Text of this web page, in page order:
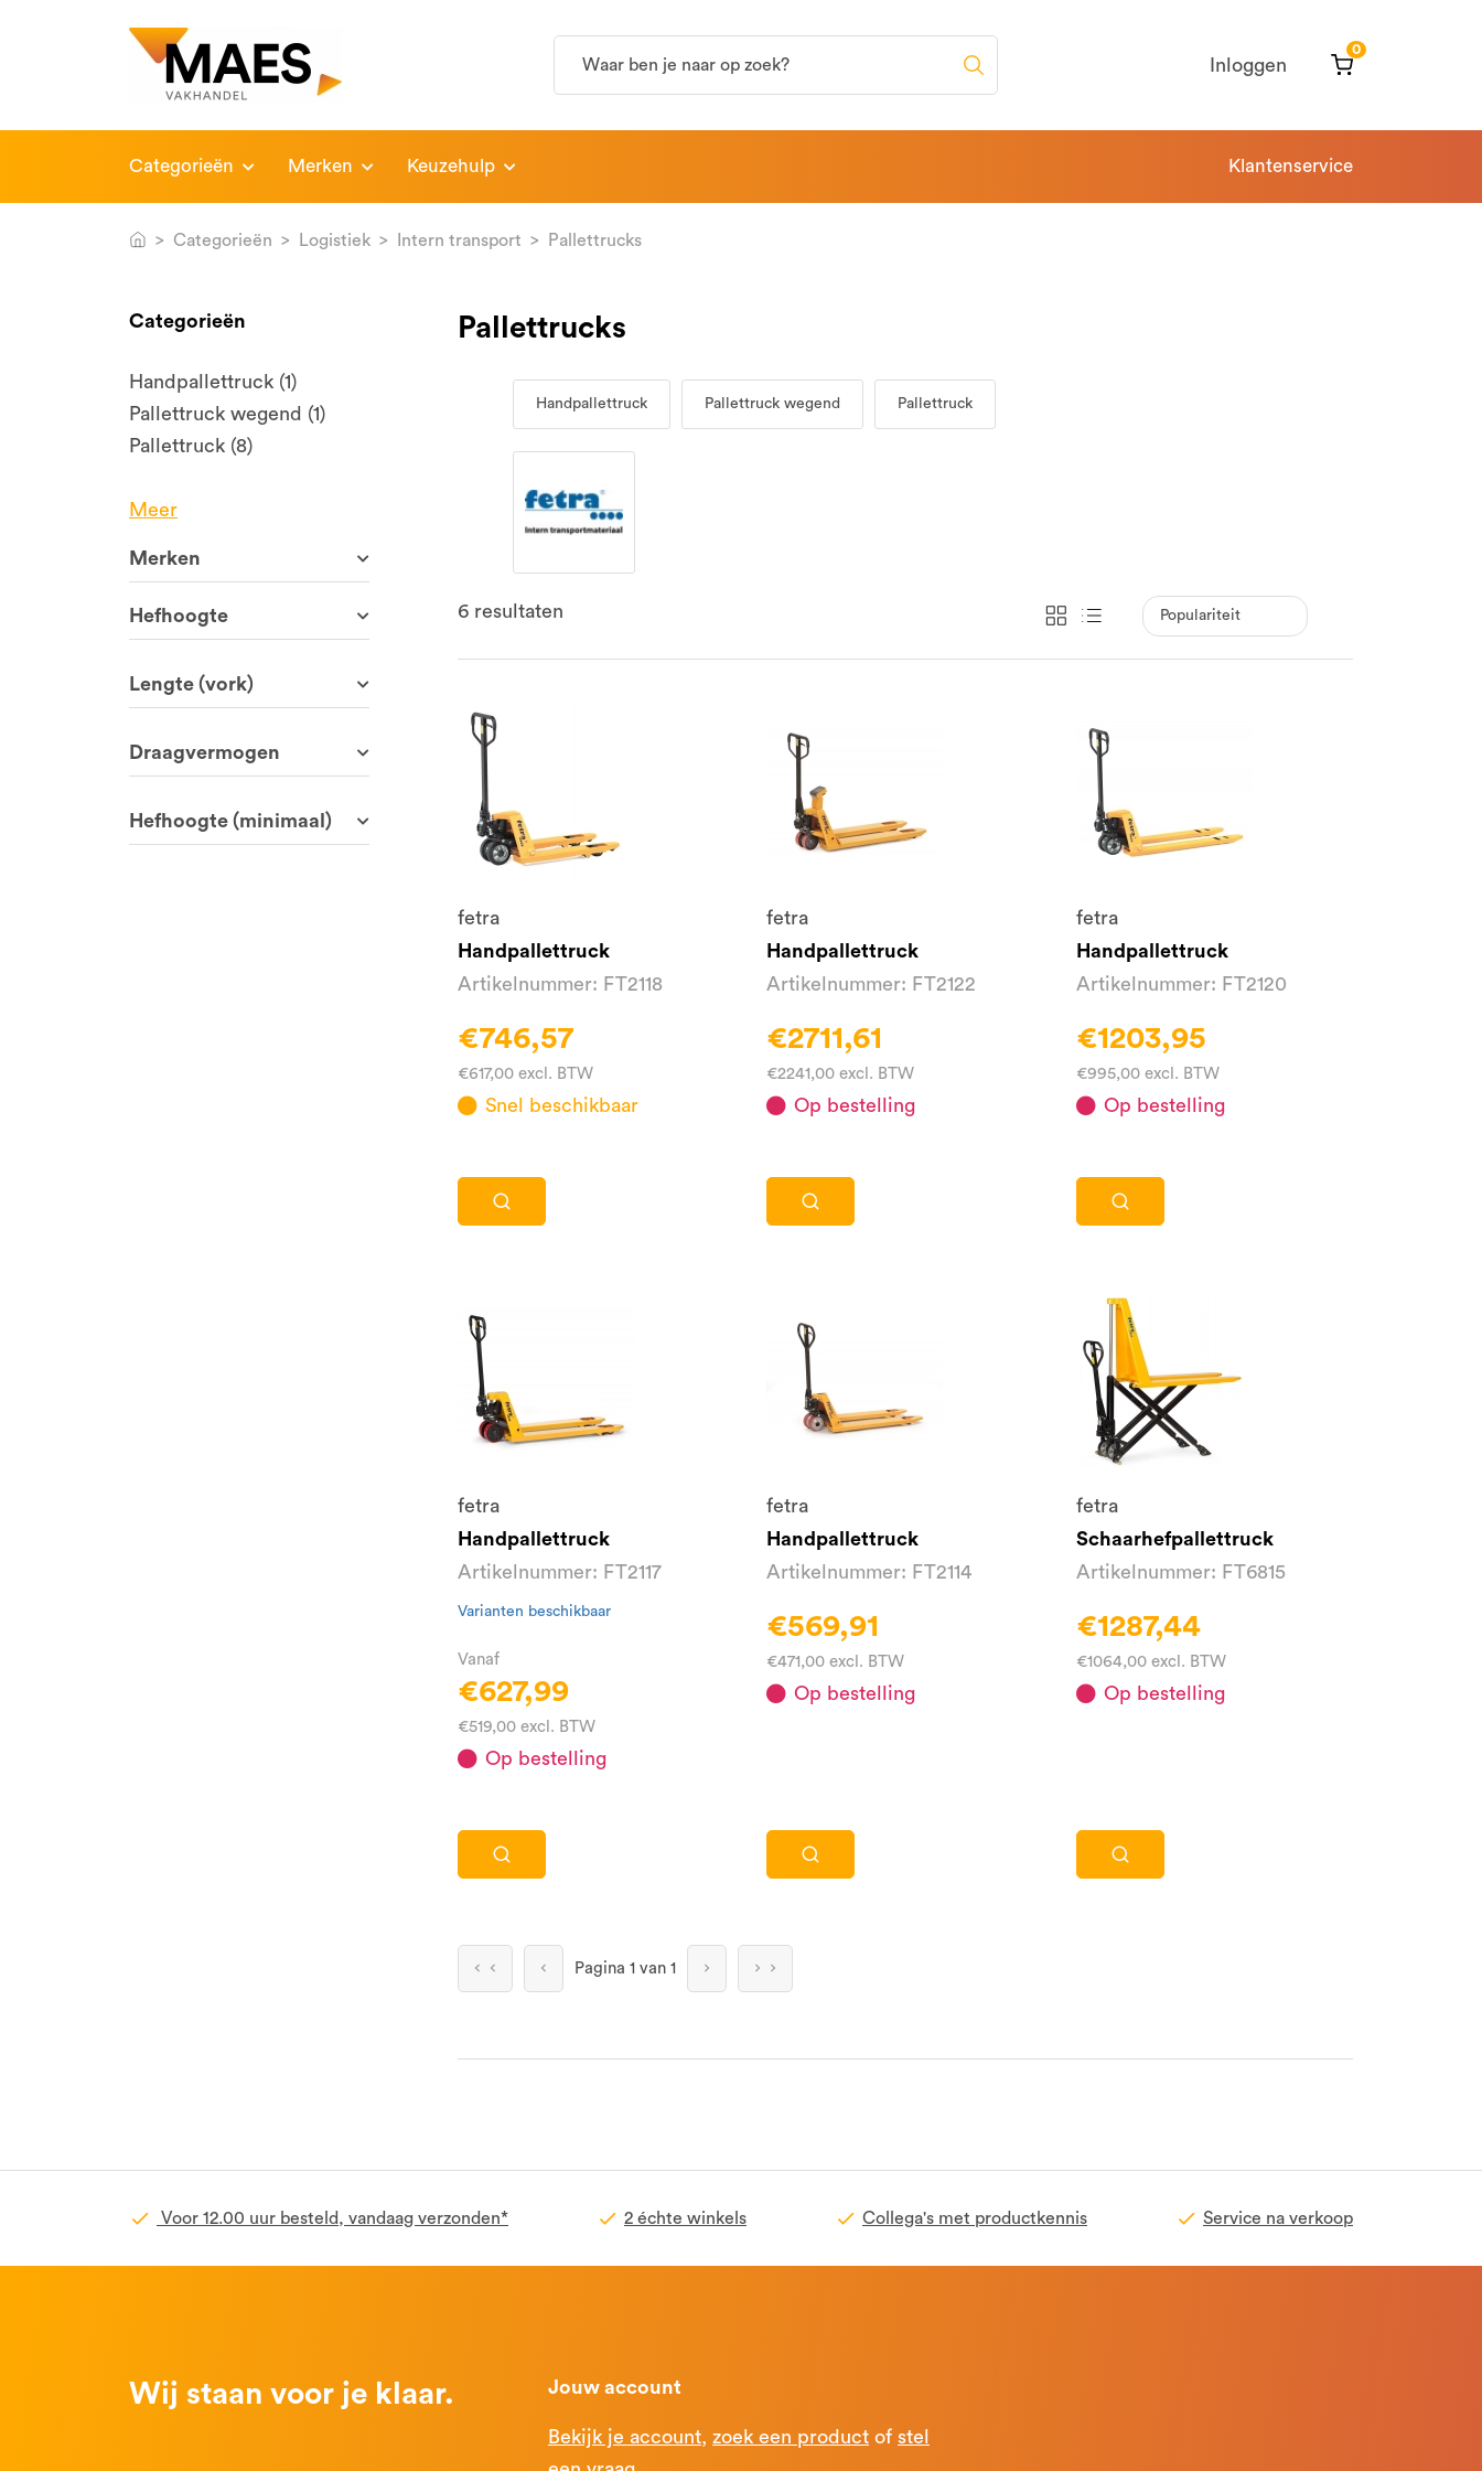
Inloggen
0
Categorieën Merken Keuzehulp Klantenservice
Categorieën Logistiek Intern transport Pallettrucks
Categorieën
Handpallettruck (1)
Pallettruck wegend (1)
Pallettruck (8)
Meer
Merken
Hefhoogte
Lengte (vork)
Draagvermogen
Hefhoogte (minimaal)
Pallettrucks
Handpallettruck Pallettruck wegend Pallettruck
6resultaten
fetra
Handpallettruck
Artikelnummer: FT2118
€746,57
€617,00 excl. BTW
Snel beschikbaar
fetra
Handpallettruck
Artikelnummer: FT2122
€2711,61
€2241,00 excl. BTW
Op bestelling
fetra
Handpallettruck
Artikelnummer: FT2120
€1203,95
€995,00 excl. BTW
Op bestelling
fetra
Handpallettruck
Artikelnummer: FT2117
Varianten beschikbaar
Vanaf
€627,99
€519,00 excl. BTW
Op bestelling
fetra
Handpallettruck
Artikelnummer: FT2114
€569,91
€471,00 excl. BTW
Op bestelling
fetra
Schaarhefpallettruck
Artikelnummer: FT6815
€1287,44
€1064,00 excl. BTW
Op bestelling
Pagina 1 van 1
Voor 12.00 uur besteld, vandaag verzonden* 2 échte winkels Collega's met productkennis Service na verkoop
Wij staan voor je klaar. Jouw account
Bekijk je account, zoek een product of stel